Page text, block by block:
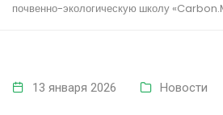
почвенно-экологическую школу
13 января 2026 Новости